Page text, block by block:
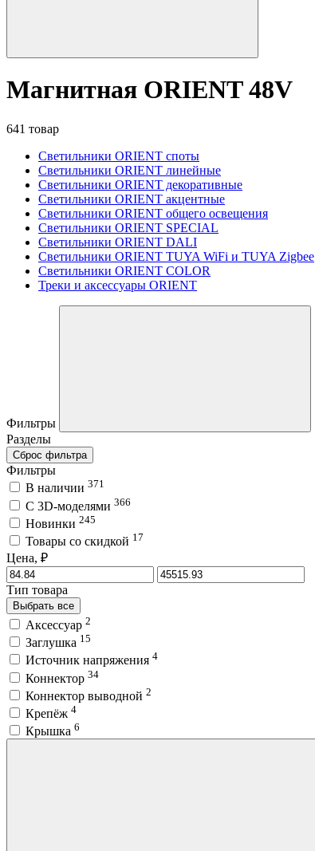
Магнитная ORIENT 48V
641 товар
Светильники ORIENT споты
Светильники ORIENT линейные
Светильники ORIENT декоративные
Светильники ORIENT акцентные
Светильники ORIENT общего освещения
Светильники ORIENT SPECIAL
Светильники ORIENT DALI
Светильники ORIENT TUYA WiFi и TUYA Zigbee
Светильники ORIENT COLOR
Треки и аксессуары ORIENT
Фильтры
Разделы
Сброс фильтра
Фильтры
В наличии 371
C 3D-моделями 366
Новинки 245
Товары со скидкой 17
Цена, ₽
Тип товара
Выбрать все
Аксессуар 2
Заглушка 15
Источник напряжения 4
Коннектор 34
Коннектор выводной 2
Крепёж 4
Крышка 6